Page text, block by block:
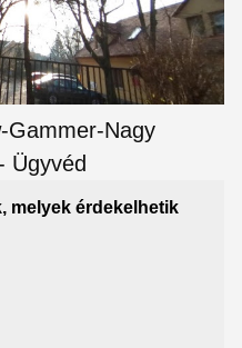
melyek érdekelhetik